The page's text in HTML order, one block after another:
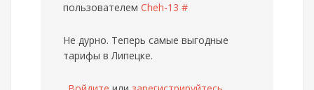
пользователем Cheh-13 #
Не дурно. Теперь самые выгодные
тарифы в Липецке.